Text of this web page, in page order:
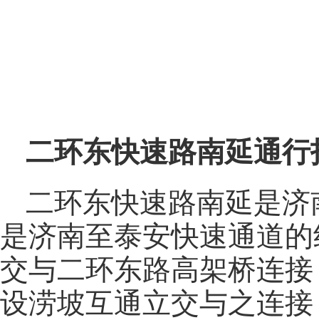
二环东快速路南延通
二环东快速路南延是
是济南至泰安快速通道
交与二环东路高架桥连
设涝坡互通立交与之连